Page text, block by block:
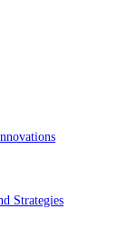
Strategies